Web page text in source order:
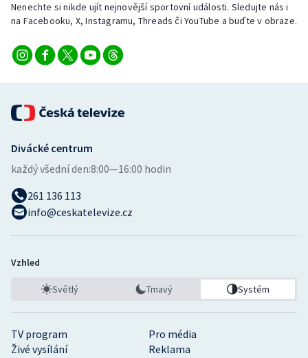
Nenechte si nikde ujít nejnovější sportovní události. Sledujte nás i
na Facebooku, X, Instagramu, Threads či YouTube a buďte v obraze.
TV program
Pro média
Živé vysílání
Reklama
Divácké centrum
každý všední den:8:00—16:00 hodin
261 136 113
info@ceskatelevize.cz
Vzhled
Světlý Tmavý Systém